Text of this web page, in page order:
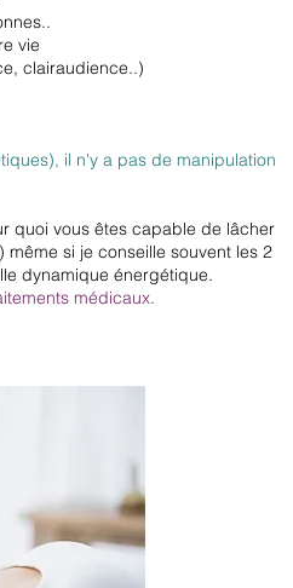
vie
clairaudience..)
il n'y a pas de manipulation
quoi vous êtes capable de lâcher
si je conseille souvent les 2
dynamique énergétique.
médicaux.